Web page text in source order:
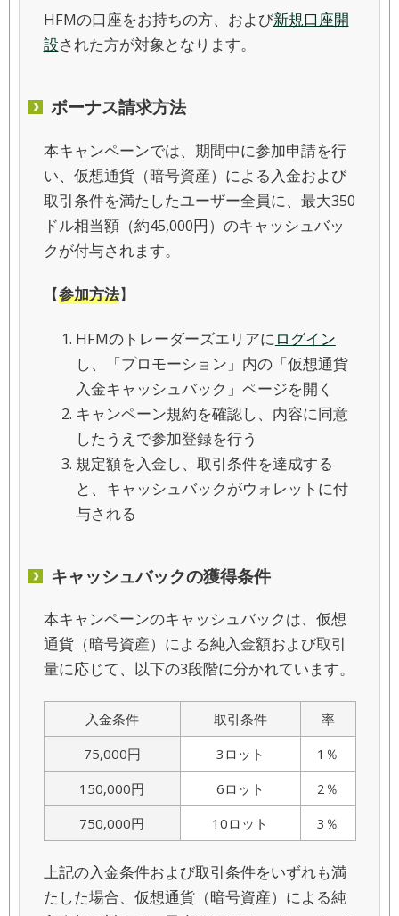
HFMの口座をお持ちの方、および新規口座開
設された方が対象となります。
ボーナス請求方法
本キャンペーンでは、期間中に参加申請を行
い、仮想通貨（暗号資産）による入金および
取引条件を満たしたユーザー全員に、最大350
ドル相当額（約45,000円）のキャッシュバッ
クが付与されます。
【参加方法】
HFMのトレーダーズエリアにログイン
し、「プロモーション」内の「仮想通貨
入金キャッシュバック」ページを開く
キャンペーン規約を確認し、内容に同意
したうえで参加登録を行う
規定額を入金し、取引条件を達成する
と、キャッシュバックがウォレットに付
与される
キャッシュバックの獲得条件
本キャンペーンのキャッシュバックは、仮想
通貨（暗号資産）による純入金額および取引
量に応じて、以下の3段階に分かれています。
入金条件 取引条件
率
75,000円
3ロット
1％
150,000円
6ロット
2％
750,000円
10ロット 3％
上記の入金条件および取引条件をいずれも満
たした場合、仮想通貨（暗号資産）による純